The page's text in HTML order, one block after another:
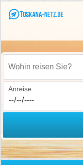
Wohin reisen Sie?
Anreise